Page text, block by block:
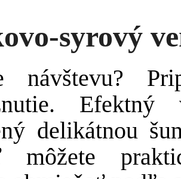
syrový
návštevu?
delikátnou
môžete